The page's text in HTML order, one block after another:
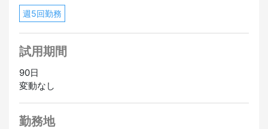
週5回勤務
試用期間
90日
変動なし
勤務地